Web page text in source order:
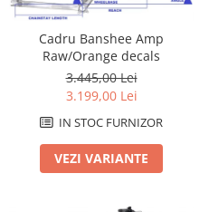
Piese furci
Furci cu suspensie
Ghidaje și întinzătoare lanț
Ghidoane și atașabile
Jante
Lanțuri
Za conectare rapidă
Cadru Banshee Amp
Raw/Orange decals
3.445,00 Lei
3.199,00 Lei
IN STOC FURNIZOR
VEZI VARIANTE